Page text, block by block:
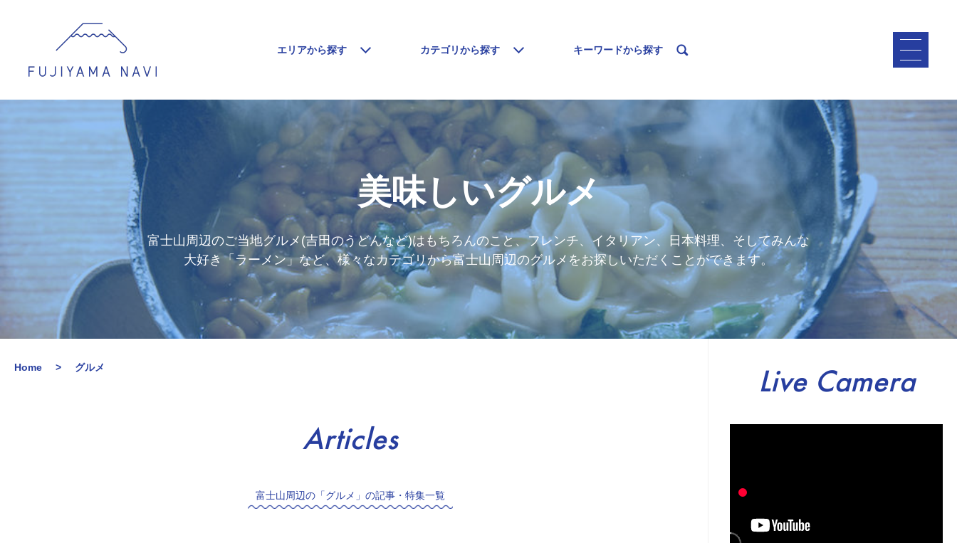
エリアから探す カテゴリから探す キーワードから探す
美味しいグルメ
富士山周辺のご当地グルメ(吉田のうどんなど)はもちろんのこと、フレンチ、イタリアン、日本料理、そしてみんな
大好き「ラーメン」など、様々なカテゴリから富士山周辺のグルメをお探しいただくことができます。
Home グルメ
Articles
富士山周辺の「グルメ」の記事・特集一覧
Live Camera